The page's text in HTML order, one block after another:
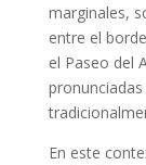
marginales,
entre el
el Paseo del
En este